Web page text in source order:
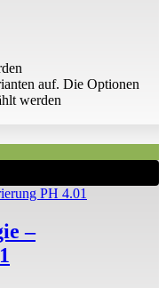
auf. Die Optionen
werden
–